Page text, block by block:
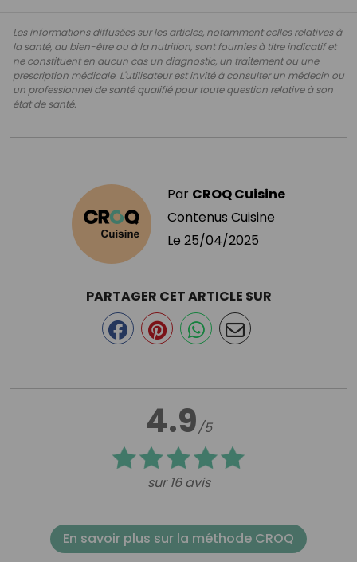
Les informations diffusées sur les articles, notamment celles relatives à
la santé, au bien-être ou à la nutrition, sont fournies à titre indicatif et
ne constituent en aucun cas un diagnostic, un traitement ou une
prescription médicale. L'utilisateur est invité à consulter un médecin ou
un professionnel de santé qualifié pour toute question relative à son
état de santé.
Par CROQ Cuisine
Contenus Cuisine
Le 25/04/2025
4.9/5
sur 16 avis
PARTAGER CET ARTICLE SUR
En savoir plus sur la méthode CROQ